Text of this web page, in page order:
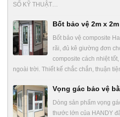
SỐ KỸ THUẬT…
Bốt bảo vệ 2m x 2m
Bốt bảo vệ composite
rãi, đủ kê giường đơn
composite cách nhiệt
ngoài trời. Thiết kế chắc chắn, thuận
Vọng gác bảo vệ
Dòng sản phẩm vọng
thước lớn của HANDY